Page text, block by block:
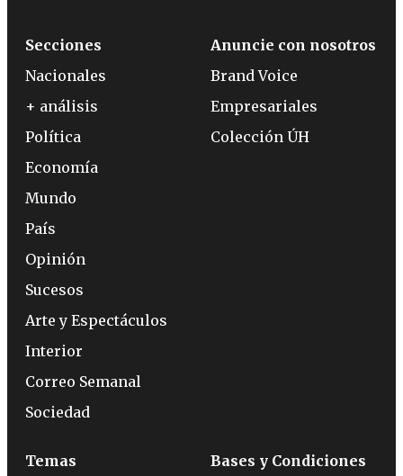
Secciones
Nacionales
+ análisis
Política
Economía
Mundo
País
Opinión
Sucesos
Arte y Espectáculos
Interior
Correo Semanal
Sociedad
Anuncie con nosotros
Brand Voice
Empresariales
Colección ÚH
Temas Bases y Condiciones